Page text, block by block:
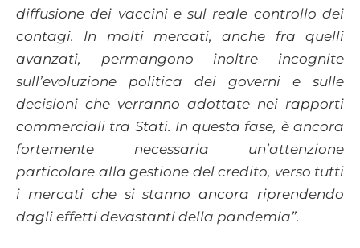
diffusione dei vaccini e sul reale controllo dei
contagi. In molti mercati, anche fra quelli
avanzati, permangono inoltre incognite
sull’evoluzione politica dei governi e sulle
decisioni che verranno adottate nei rapporti
commerciali tra Stati. In questa fase, è ancora
fortemente necessaria un’attenzione
particolare alla gestione del credito, verso tutti
i mercati che si stanno ancora riprendendo
dagli effetti devastanti della pandemia”.